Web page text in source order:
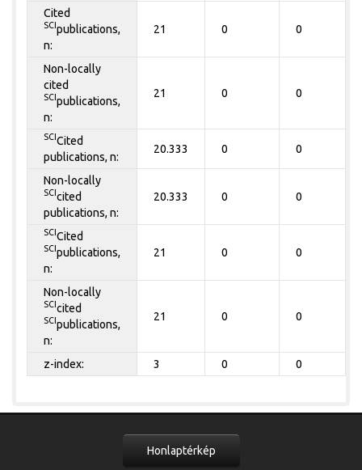
Cited
SCI publications,
n:
21 0 0
Non-locally
cited
SCI publications,
n:
21 0 0
SCI Cited
publications, n:
20.333 0 0
Non-locally
SCI cited
publications, n:
20.333 0 0
SCI Cited
SCI publications,
n:
21 0 0
Non-locally
SCI cited
SCI publications,
n:
21 0 0
z-index: 3 0 0
Honlaptérkép